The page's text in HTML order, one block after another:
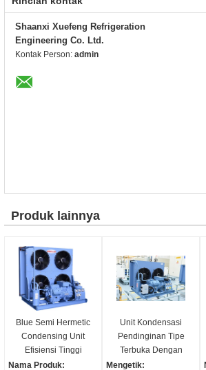
Shaanxi Xuefeng Refrigeration
Engineering Co. Ltd.
Kontak Person: admin
Produk lainnya
Blue Semi Hermetic
Condensing Unit
Efisiensi Tinggi
Kenyaringan Dan
Nama Produk:
Unit Kondensasi
Pendinginan Tipe
Terbuka Dengan
Pengontrol Tekanan
Mengetik: